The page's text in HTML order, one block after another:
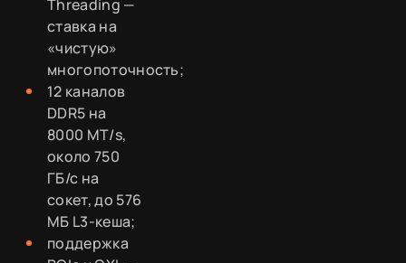
Threading —
ставка на
«чистую»
многопоточность;
12 каналов
DDR5 на
8000 MT/s,
около 750
ГБ/с на
сокет, до 576
МБ L3-кеша;
поддержка